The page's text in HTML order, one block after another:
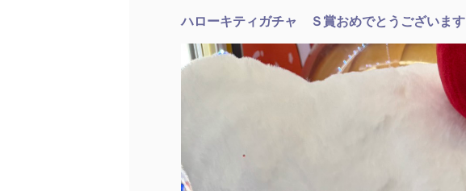
ハローキティガチャ Ｓ賞おめでとうございます